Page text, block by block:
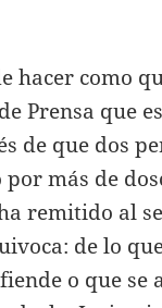
hacer como
Prensa que
de que dos
más de
remitido al
de lo
o que se